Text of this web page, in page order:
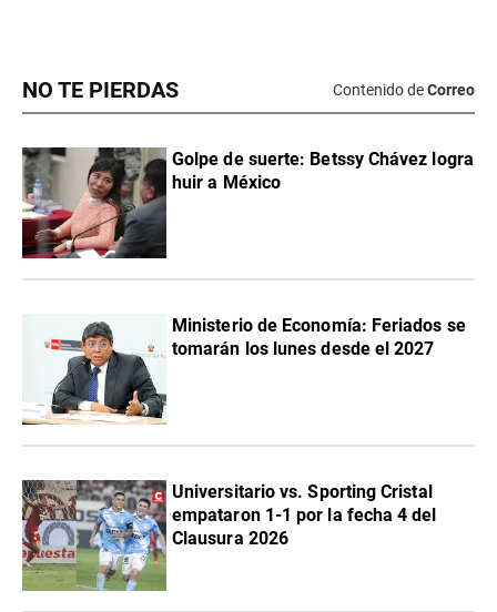
NO TE PIERDAS Contenido deCorreo
Golpe de suerte: Betssy Chávez logra
huir a México
Ministerio de Economía: Feriados se
tomarán los lunes desde el 2027
Universitario vs. Sporting Cristal
empataron 1-1 por la fecha 4 del
Clausura 2026